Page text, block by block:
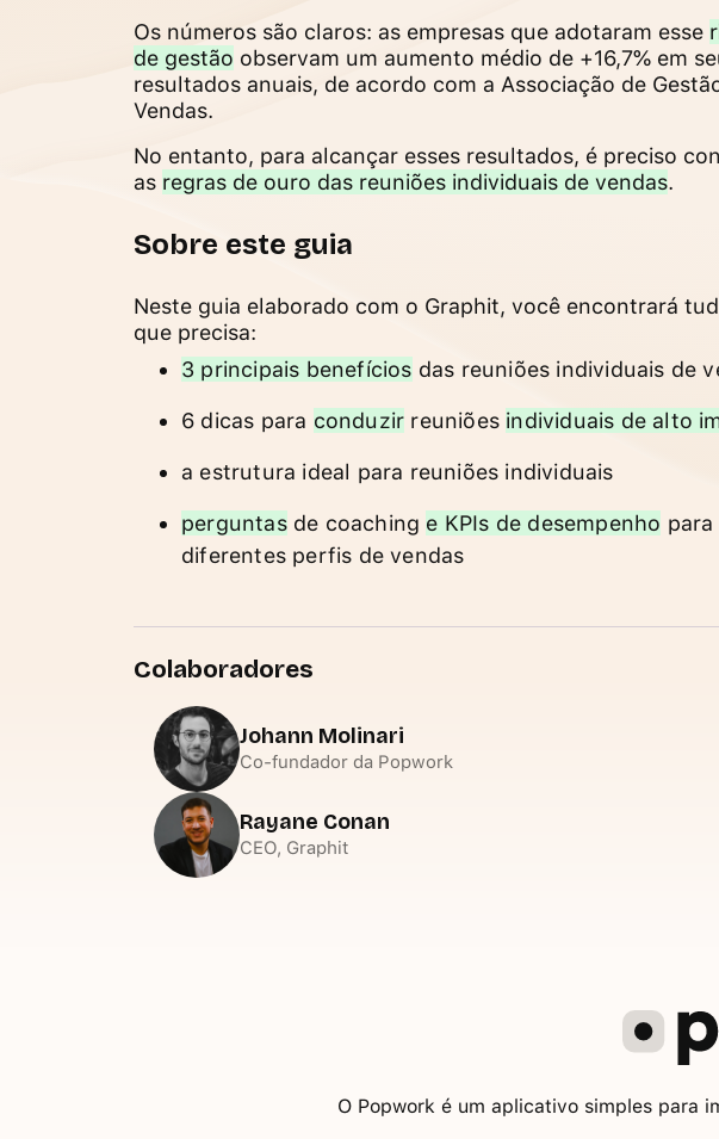
Os números são claros: as empresas que adotaram esse
de gestão observam um aumento médio de +16,7% em
resultados anuais, de acordo com a Associação de
Vendas.
No entanto, para alcançar esses resultados, é preciso
as regras de ouro das reuniões individuais de vendas.
Sobre este guia
Neste guia elaborado com o Graphit, você encontrará
que precisa:
3 principais benefícios das reuniões individuais de
6 dicas para conduzir reuniões individuais de alto
a estrutura ideal para reuniões individuais
perguntasde coaching e KPIs de desempenho para
diferentes perfis de vendas
Colaboradores
Johann Molinari
Co-fundador da Popwork
Rayane Conan
CEO, Graphit
O Popwork é um aplicativo simples para